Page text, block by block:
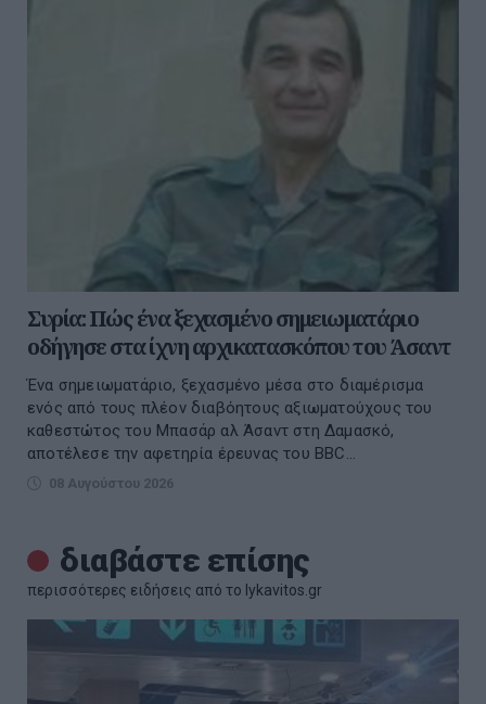
Συρία: Πώς ένα ξεχασμένο σημειωματάριο
οδήγησε στα ίχνη αρχικατασκόπου του Άσαντ
Ένα σημειωματάριο, ξεχασμένο μέσα στο διαμέρισμα
ενός από τους πλέον διαβόητους αξιωματούχους του
καθεστώτος του Μπασάρ αλ Άσαντ στη Δαμασκό,
αποτέλεσε την αφετηρία έρευνας του BBC...
08 Αυγούστου 2026
διαβάστε επίσης
περισσότερες ειδήσεις από το lykavitos.gr